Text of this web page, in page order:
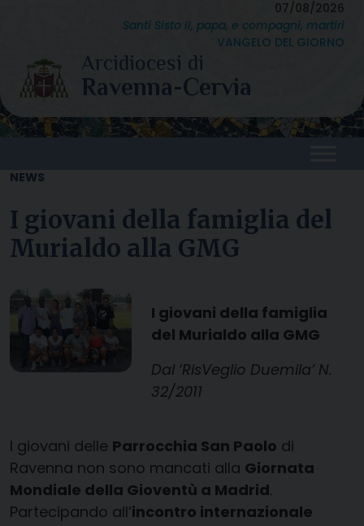
content
07/08/2026
Santi Sisto II, papa, e compagni, martiri
VANGELO DEL GIORNO
NEWS
I giovani della famiglia del
Murialdo alla GMG
I giovani della famiglia
del Murialdo alla GMG
Dal ‘RisVeglio Duemila’ N.
32/2011
I giovani delle Parrocchia San Paolo di
Ravenna non sono mancati alla Giornata
Mondiale della Gioventù a Madrid.
Partecipando all’incontro internazionale